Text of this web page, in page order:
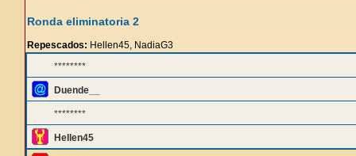
Ronda eliminatoria 2
Repescados: Hellen45, NadiaG3
********
Duende__
********
Hellen45